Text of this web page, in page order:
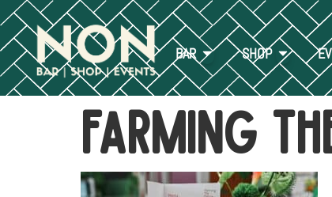
BAR SHOP
farming